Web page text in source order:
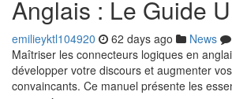
Anglais : Le Guide
emilieyktl104920 62 days ago News
Maîtriser les connecteurs logiques en
développer votre discours et augmenter
convaincants. Ce manuel présente les